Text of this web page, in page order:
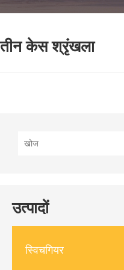
तीन केस श्रृंखला
उत्पादों
स्विचगियर